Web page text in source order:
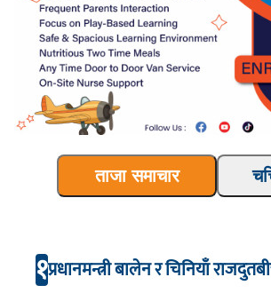
ताजा समाचार
१प्रधानमन्त्री बालेन र चिनियाँ